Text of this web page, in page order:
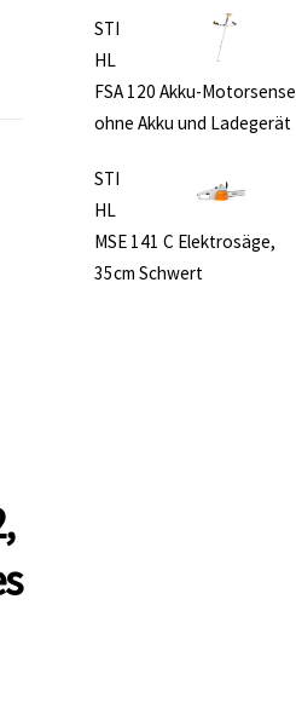
war:
€1.249,00
ist:
€999,90.
STI
HL
FSA 120 Akku-Motorsense
ohne Akku und Ladegerät
Ursprünglicher
Preis
€499,00
Aktueller
Preis
€419,90.
STI
HL
MSE 141 C Elektrosäge,
35cm Schwert
Ursprünglicher
Preis
Aktueller
Preis